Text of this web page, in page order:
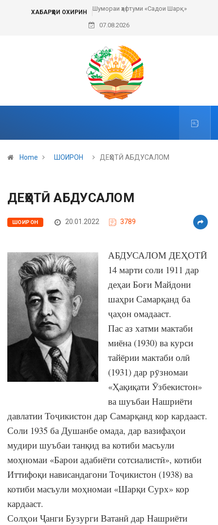
ХАБАРҲОИ ОХИРИН Шумораи ҳафтуми «Садои Шарқ»
07.08.2026
Home ШОИРОН ДЕҲОТӢ АБДУСАЛОМ
ДЕҲОТӢ АБДУСАЛОМ
ШОИРОН 20.01.2022 3789
АБДУСАЛОМ ДЕҲОТӢ
14 марти соли 1911 дар
деҳаи Боғи Майдони
шаҳри Самарқанд ба
ҷаҳон омадааст.
Пас аз хатми мактаби
миёна (1930) ва курси
тайёрии мактаби олӣ
(1931) дар рӯзномаи
«Ҳақиқати Ӯзбекистон»
ва шуъбаи Нашриёти
давлатии Тоҷикистон дар Самарқанд кор кардааст.
Соли 1935 ба Душанбе омада, дар вазифаҳои
мудири шуъбаи танқид ва котиби масъули
моҳномаи «Барои адабиёти сотсиалистӣ», котиби
Иттифоқи нависандагони Тоҷикистон (1938) ва
котиби масъули моҳномаи «Шарқи Сурх» кор
кардааст.
Солҳои Ҷанги Бузурги Ватанӣ дар Нашриёти